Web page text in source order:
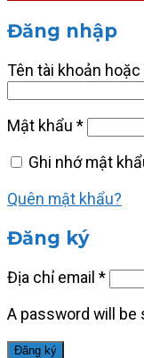
Đăng nhập
Tên tài khoản hoặc
Mật khẩu *
Ghi nhớ mật
Quên mật khẩu?
Đăng ký
Địa chỉ email *
A password will be
Đăng ký